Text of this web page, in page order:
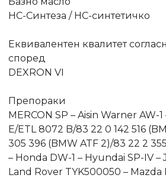
HC-Синтеза / HC-синтетичко
Еквивалентен квалитет
според
DEXRON VI
Препораки
MERCON SP – Aisin Warner AW-
E/ETL 8072 B/83 22 0 142 516
305 396 (BMW ATF 2)/83 22 2
– Honda DW-1 – Hyundai SP-IV
Land Rover TYK500050 – Mazda